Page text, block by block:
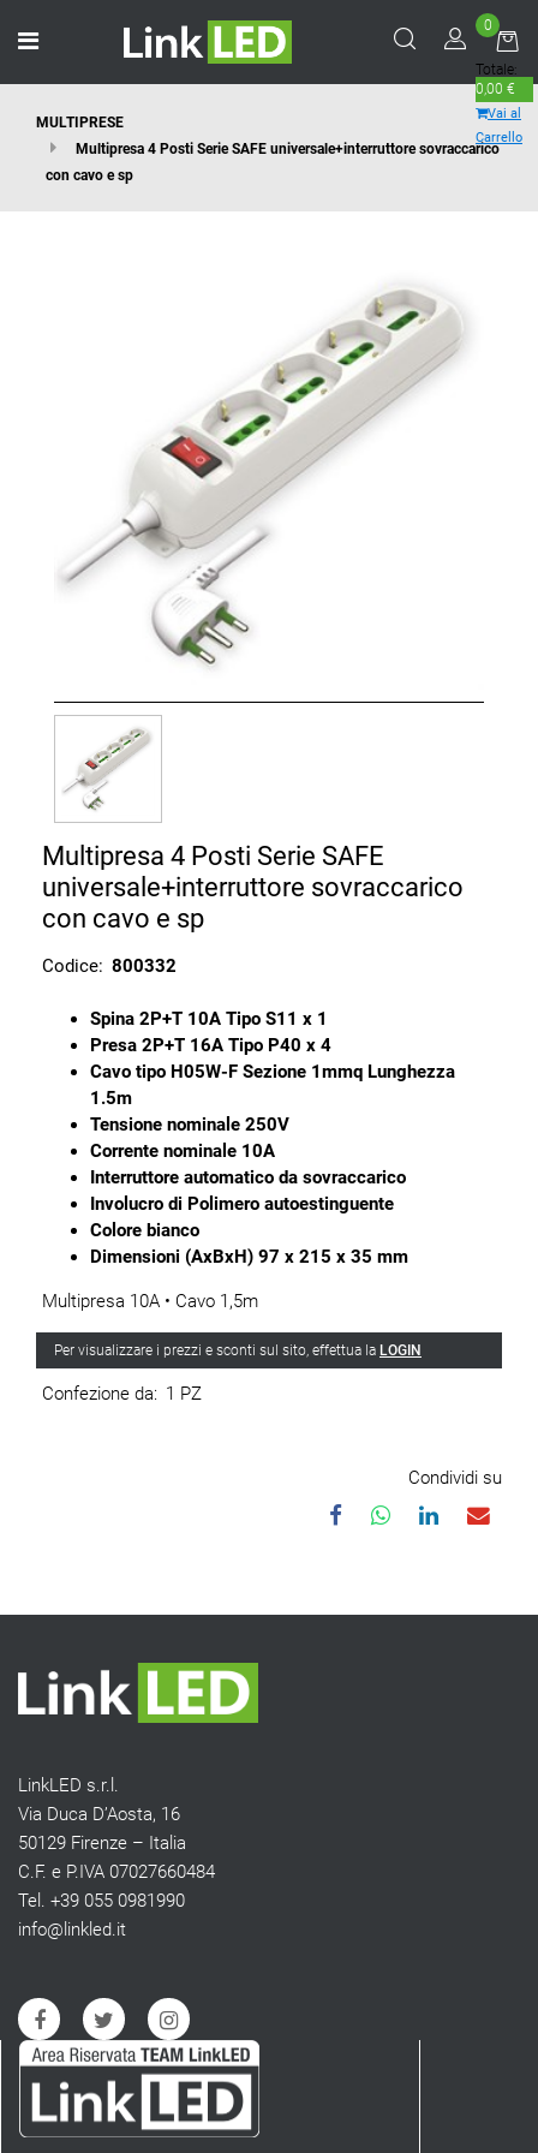
0
Totale:
0,00 €
Vai al
Carrello
MULTIPRESE
Multipresa 4 Posti Serie SAFE universale+interruttore sovraccarico
con cavo e sp
Multipresa 4 Posti Serie SAFE
universale+interruttore sovraccarico
con cavo e sp
Codice: 800332
Spina 2P+T 10A Tipo S11 x 1
Presa 2P+T 16A Tipo P40 x 4
Cavo tipo H05W-F Sezione 1mmq Lunghezza
1.5m
Tensione nominale 250V
Corrente nominale 10A
Interruttore automatico da sovraccarico
Involucro di Polimero autoestinguente
Colore bianco
Dimensioni (AxBxH) 97 x 215 x 35 mm
Multipresa 10A • Cavo 1,5m
Per visualizzare i prezzi e sconti sul sito, effettua la LOGIN
Confezione da: 1 PZ
Condividi su
LinkLED s.r.l.
Via Duca D’Aosta, 16
50129 Firenze – Italia
C.F. e P.IVA 07027660484
Tel. +39 055 0981990
info@linkled.it